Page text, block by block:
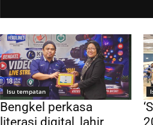
Isu tempatan
Bengkel perkasa
literasi digital, lahir